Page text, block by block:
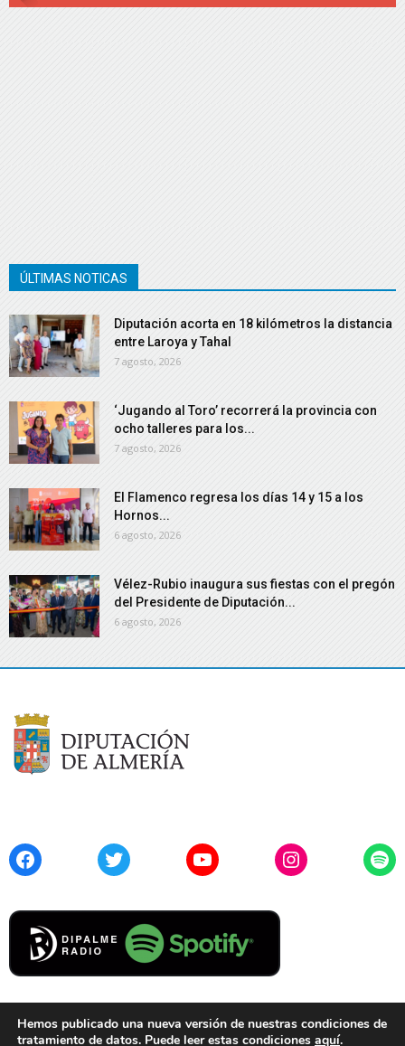
ÚLTIMAS NOTICAS
Diputación acorta en 18 kilómetros la distancia
entre Laroya y Tahal
7 agosto, 2026
‘Jugando al Toro’ recorrerá la provincia con
ocho talleres para los...
7 agosto, 2026
El Flamenco regresa los días 14 y 15 a los
Hornos...
6 agosto, 2026
Vélez-Rubio inaugura sus fiestas con el pregón
del Presidente de Diputación...
6 agosto, 2026
FacebookTwitter YouTubeInstagram
Hemos publicado una nueva versión de nuestras condiciones de
tratamiento de datos. Puede leer estas condiciones aquí.